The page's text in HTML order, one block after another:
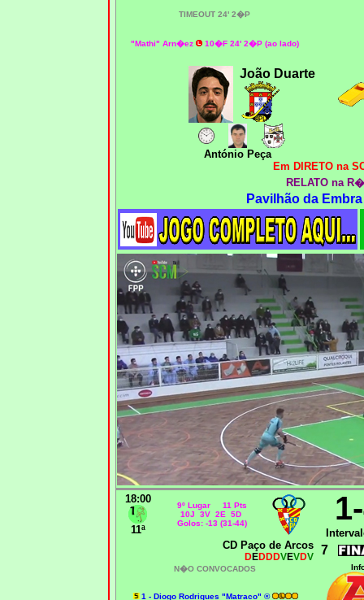
TIMEOUT 24' 2�P
"Mathi" Arn�ez 10�F 24' 2�P (ao lado)
João Duarte
António Peça
Em DIRETO na
RELATO na
Pavilhão da
18:00
11ª
9º Lugar 11 Pts
10J 3V 2E 5D
Golos: -13 (31-44)
CD Paço de Arcos
DEDDDVEVDV 7
N�O CONVOCADOS
1 - Diogo Rodrigues "Matraco" ®